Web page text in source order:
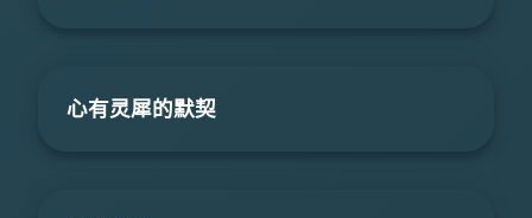
心有灵犀的默契